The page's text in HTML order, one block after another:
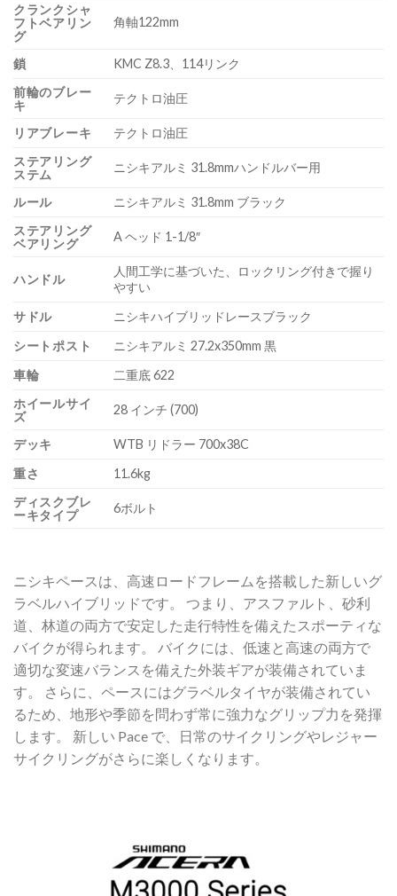
クランクシャ
フトベアリン
グ
角軸122mm
鎖
KMC Z8.3、114リンク
前輪のブレー
キ
テクトロ油圧
リアブレーキ
テクトロ油圧
ステアリング
ステム
ニシキアルミ 31.8mmハンドルバー用
ルール
ニシキアルミ 31.8mm ブラック
ステアリング
ベアリング
A ヘッド 1-1/8″
ハンドル
人間工学に基づいた、ロックリング付きで握り
やすい
サドル
ニシキハイブリッドレースブラック
シートポスト
ニシキアルミ 27.2x350mm 黒
車輪
二重底 622
ホイールサイ
ズ
28 インチ (700)
デッキ
WTB リドラー 700x38C
重さ
11.6kg
ディスクブレ
ーキタイプ
6ボルト
ニシキペースは、高速ロードフレームを搭載した新しいグ
ラベルハイブリッドです。 つまり、アスファルト、砂利
道、林道の両方で安定した走行特性を備えたスポーティな
バイクが得られます。 バイクには、低速と高速の両方で
適切な変速バランスを備えた外装ギアが装備されていま
す。 さらに、ペースにはグラベルタイヤが装備されてい
るため、地形や季節を問わず常に強力なグリップ力を発揮
します。 新しい Pace で、日常のサイクリングやレジャー
サイクリングがさらに楽しくなります。